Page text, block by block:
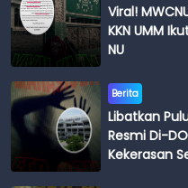
Viral!
KKN UMM
NU
Berita
Libatkan
Resmi Di-
Kekerasan